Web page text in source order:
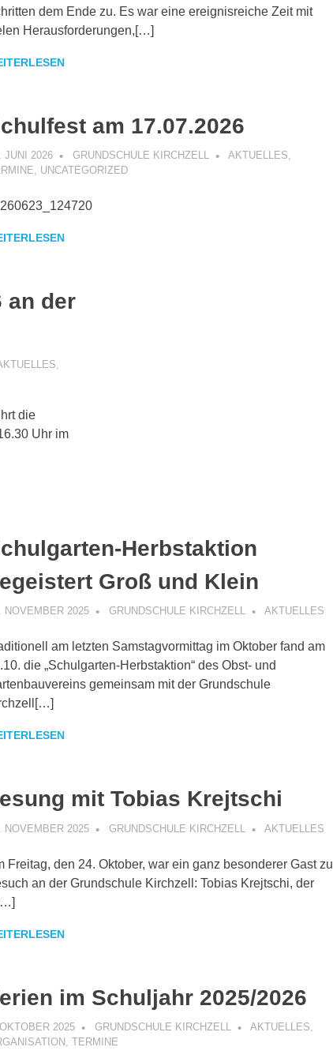
dem Ende zu. Es war eine ereignisreiche Zeit mit
Herausforderungen,[…]
am 17.07.2026
JUNI 2026 GRUNDSCHULE KIRCHZELL AKTUELLES,
, UNCATEGORIZED
an der
die
Uhr im
Herbstaktion
Groß und Klein
NOVEMBER 2025 GRUNDSCHULE KIRCHZELL AKTUELLES
am letzten Samstagvormittag im Oktober fand am
die „Schulgarten-Herbstaktion“ des Obst- und
gemeinsam mit der Grundschule
mit Tobias Krejtschi
NOVEMBER 2025 GRUNDSCHULE KIRCHZELL AKTUELLES
Freitag, den 24. Oktober, war ein ganz besonderer Gast zu
an der Grundschule Kirchzell: Tobias Krejtschi, der
im Schuljahr 2025/2026
2025 GRUNDSCHULE KIRCHZELL AKTUELLES,
,TERMINE